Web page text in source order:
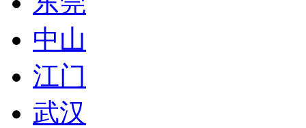
中山
江门
武汉